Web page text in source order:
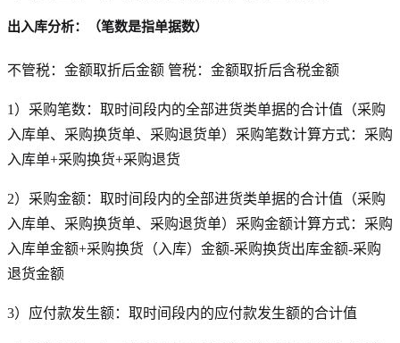
出入库分析：（笔数是指单据数）
不管税：金额取折后金额 管税：金额取折后含税金额
1）采购笔数：取时间段内的全部进货类单据的合计值（采购
入库单、采购换货单、采购退货单）采购笔数计算方式：采购
入库单+采购换货+采购退货
2）采购金额：取时间段内的全部进货类单据的合计值（采购
入库单、采购换货单、采购退货单）采购金额计算方式：采购
入库单金额+采购换货（入库）金额-采购换货出库金额-采购
退货金额
3）应付款发生额：取时间段内的应付款发生额的合计值